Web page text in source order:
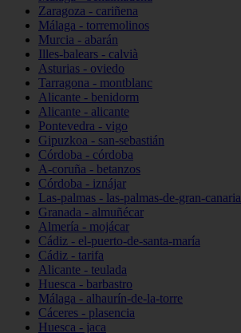
Zaragoza - cariñena
Málaga - torremolinos
Murcia - abarán
Illes-balears - calvià
Asturias - oviedo
Tarragona - montblanc
Alicante - benidorm
Alicante - alicante
Pontevedra - vigo
Gipuzkoa - san-sebastián
Córdoba - córdoba
A-coruña - betanzos
Córdoba - iznájar
Las-palmas - las-palmas-de-gran-canaria
Granada - almuñécar
Almería - mojácar
Cádiz - el-puerto-de-santa-maría
Cádiz - tarifa
Alicante - teulada
Huesca - barbastro
Málaga - alhaurín-de-la-torre
Cáceres - plasencia
Huesca - jaca